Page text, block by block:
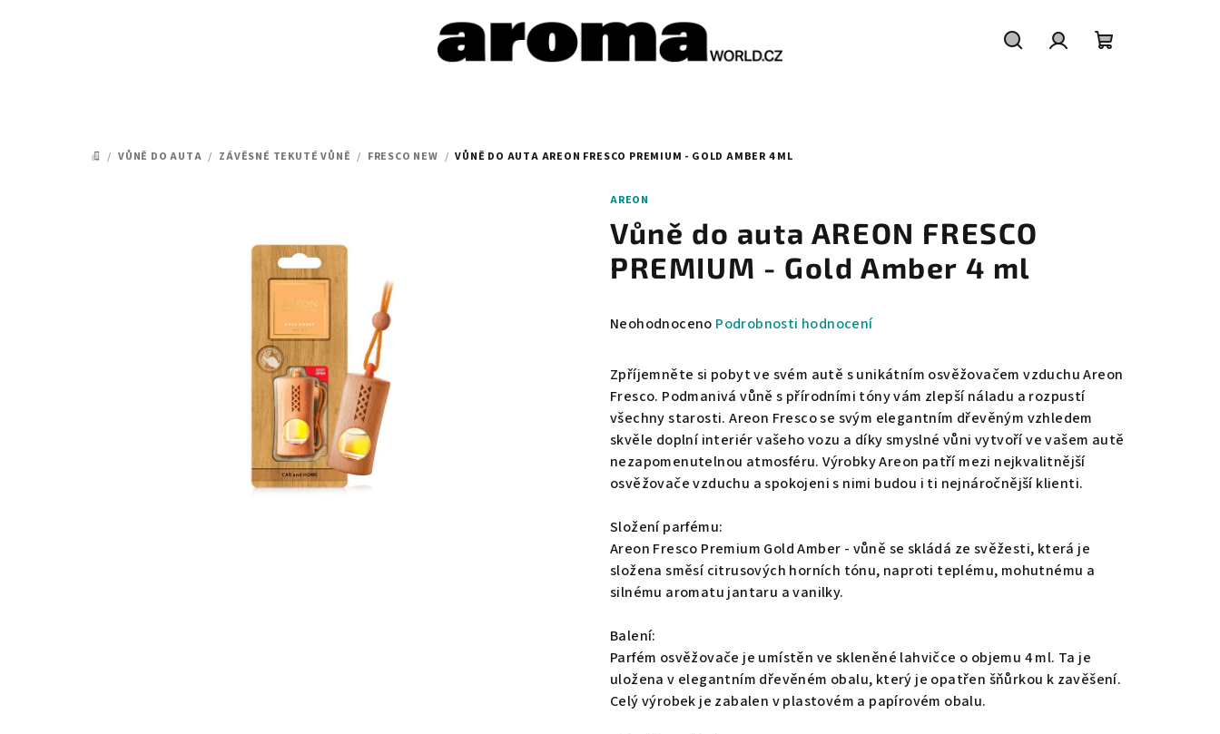
DOMŮ
/ VŮNĚ DO AUTA / ZÁVĚSNÉ TEKUTÉ VŮNĚ / FRESCO NEW / VŮNĚ DO AUTA AREON FRESCO PREMIUM - GOLD AMBER 4 ML
AREON
Vůně do auta AREON FRESCO
PREMIUM - Gold Amber 4 ml
Průměrné
produktu
je
0,0
hvězdiček.
Neohodnoceno Podrobnosti hodnocení
Zpříjemněte si pobyt ve svém autě s unikátním osvěžovačem vzduchu Areon
Fresco. Podmanivá vůně s přírodními tóny vám zlepší náladu a rozpustí
všechny starosti. Areon Fresco se svým elegantním dřevěným vzhledem
skvěle doplní interiér vašeho vozu a díky smyslné vůni vytvoří ve vašem autě
nezapomenutelnou atmosféru. Výrobky Areon patří mezi nejkvalitnější
osvěžovače vzduchu a spokojeni s nimi budou i ti nejnáročnější klienti.
Složení parfému:
Areon Fresco Premium Gold Amber - vůně se skládá ze svěžesti, která je
složena směsí citrusových horních tónu, naproti teplému, mohutnému a
silnému aromatu jantaru a vanilky.
Balení:
Parfém osvěžovače je umístěn ve skleněné lahvičce o objemu 4 ml. Ta je
uložena v elegantním dřevěném obalu, který je opatřen šňůrkou k zavěšení.
Celý výrobek je zabalen v plastovém a papírovém obalu.